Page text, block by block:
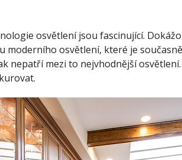
osvětlení jsou fascinující.
moderního osvětlení, které je
nepatří mezi to nejvhodnější